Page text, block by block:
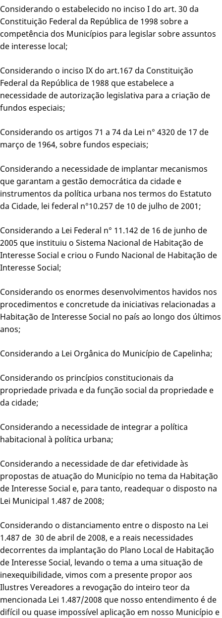
Considerando o estabelecido no inciso I do art. 30 da
Constituição Federal da República de 1998 sobre a
competência dos Municípios para legislar sobre assuntos
de interesse local;
Considerando o inciso IX do art.167 da Constituição
Federal da República de 1988 que estabelece a
necessidade de autorização legislativa para a criação de
fundos especiais;
Considerando os artigos 71 a 74 da Lei n° 4320 de 17 de
março de 1964, sobre fundos especiais;
Considerando a necessidade de implantar mecanismos
que garantam a gestão democrática da cidade e
instrumentos da política urbana nos termos do Estatuto
da Cidade, lei federal n°10.257 de 10 de julho de 2001;
Considerando a Lei Federal n° 11.142 de 16 de junho de
2005 que instituiu o Sistema Nacional de Habitação de
Interesse Social e criou o Fundo Nacional de Habitação de
Interesse Social;
Considerando os enormes desenvolvimentos havidos nos
procedimentos e concretude da iniciativas relacionadas a
Habitação de Interesse Social no país ao longo dos últimos
anos;
Considerando a Lei Orgânica do Município de Capelinha;
Considerando os princípios constitucionais da
propriedade privada e da função social da propriedade e
da cidade;
Considerando a necessidade de integrar a política
habitacional à política urbana;
Considerando a necessidade de dar efetividade às
propostas de atuação do Município no tema da Habitação
de Interesse Social e, para tanto, readequar o disposto na
Lei Municipal 1.487 de 2008;
Considerando o distanciamento entre o disposto na Lei
1.487 de 30 de abril de 2008, e a reais necessidades
decorrentes da implantação do Plano Local de Habitação
de Interesse Social, levando o tema a uma situação de
inexequibilidade, vimos com a presente propor aos
Ilustres Vereadores a revogação do inteiro teor da
mencionada Lei 1.487/2008 que nosso entendimento é de
difícil ou quase impossível aplicação em nosso Município e